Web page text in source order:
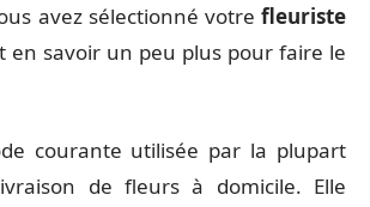
avez sélectionné votre fleuriste
en savoir un peu plus pour faire le
courante utilisée par la plupart
de fleurs à domicile. Elle